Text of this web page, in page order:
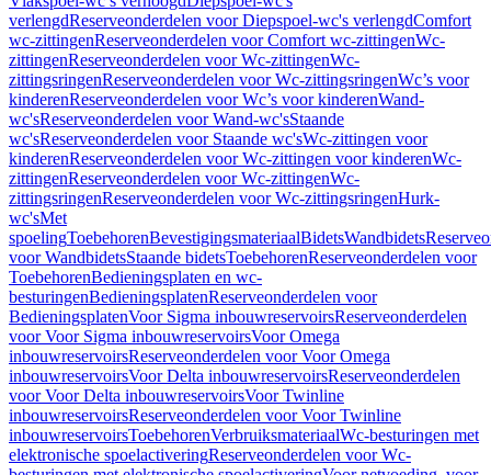
verlengdReserveonderdelen voor Diepspoel-wc's verlengdComfort
wc-zittingenReserveonderdelen voor Comfort wc-zittingenWc-
zittingenReserveonderdelen voor Wc-zittingenWc-
zittingsringenReserveonderdelen voor Wc-zittingsringenWc’s voor
kinderenReserveonderdelen voor Wc’s voor kinderenWand-
wc'sReserveonderdelen voor Wand-wc'sStaande
wc'sReserveonderdelen voor Staande wc'sWc-zittingen voor
kinderenReserveonderdelen voor Wc-zittingen voor kinderenWc-
zittingenReserveonderdelen voor Wc-zittingenWc-
zittingsringenReserveonderdelen voor Wc-zittingsringenHurk-
wc'sMet
spoelingToebehorenBevestigingsmateriaalBidetsWandbidets
voor WandbidetsStaande bidetsToebehorenReserveonderdelen voor
ToebehorenBedieningsplaten en wc-
besturingenBedieningsplatenReserveonderdelen voor
BedieningsplatenVoor Sigma inbouwreservoirsReserveonderdelen
voor Voor Sigma inbouwreservoirsVoor Omega
inbouwreservoirsReserveonderdelen voor Voor Omega
inbouwreservoirsVoor Delta inbouwreservoirsReserveonderdelen
voor Voor Delta inbouwreservoirsVoor Twinline
inbouwreservoirsReserveonderdelen voor Voor Twinline
inbouwreservoirsToebehorenVerbruiksmateriaalWc-besturingen met
elektronische spoelactiveringReserveonderdelen voor Wc-